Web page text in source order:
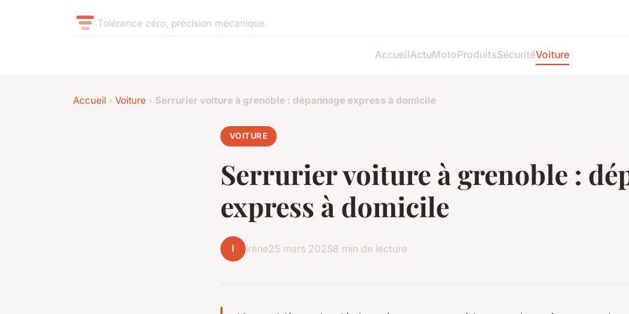
Tolérance zéro, précision mécanique.
AccueilActuMotoProduitsSécuritéVoiture
Accueil › Voiture › Serrurier voiture à grenoble : dépannage express à domicile
VOITURE
Serrurier voiture à grenoble :
express à domicile
I irène25 mars 20258 min de lecture